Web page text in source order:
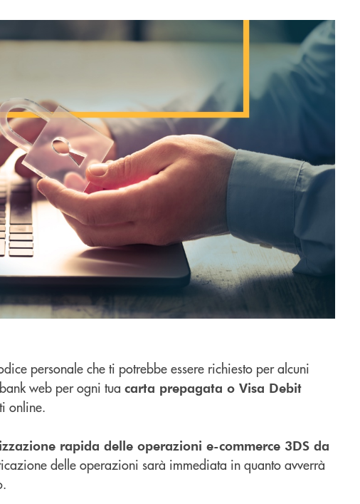
personale che ti potrebbe essere richiesto per alcuni
web per ogni tua carta prepagata o Visa Debit
online.
rapida delle operazioni e-commerce 3DS da
delle operazioni sarà immediata in quanto avverrà